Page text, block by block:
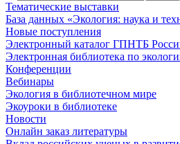
Тематические выставки
База данных «Экология: наука и
Новые поступления
Электронный каталог ГПНТБ
Электронная библиотека по
Конференции
Вебинары
Экология в библиотечном мире
Экоуроки в библиотеке
Новости
Онлайн заказ литературы